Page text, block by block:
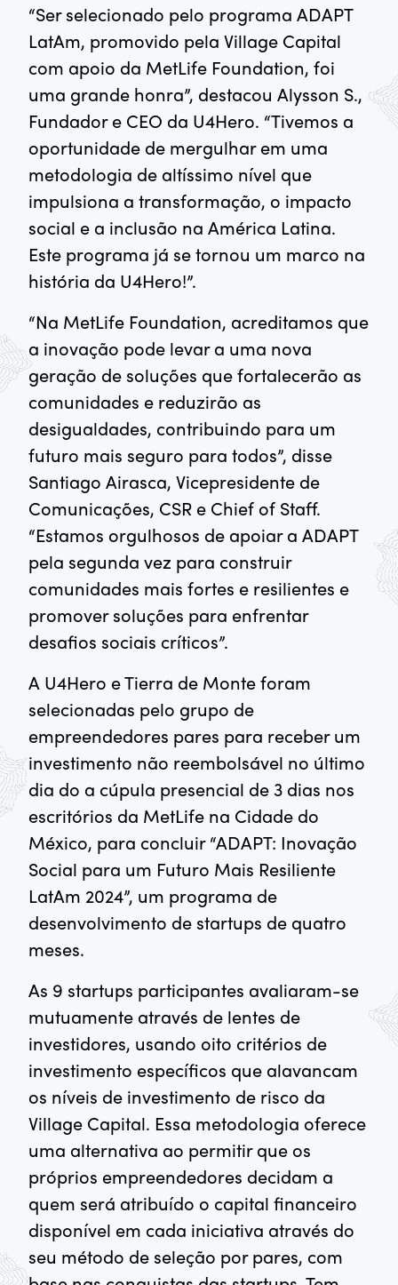
“Ser selecionado pelo programa ADAPT
LatAm, promovido pela Village Capital
com apoio da MetLife Foundation, foi
uma grande honra”, destacou Alysson S.,
Fundador e CEO da U4Hero. “Tivemos a
oportunidade de mergulhar em uma
metodologia de altíssimo nível que
impulsiona a transformação, o impacto
social e a inclusão na América Latina.
Este programa já se tornou um marco na
história da U4Hero!”.
“Na MetLife Foundation, acreditamos que
a inovação pode levar a uma nova
geração de soluções que fortalecerão as
comunidades e reduzirão as
desigualdades, contribuindo para um
futuro mais seguro para todos”, disse
Santiago Airasca, Vicepresidente de
Comunicações, CSR e Chief of Staff.
“Estamos orgulhosos de apoiar a ADAPT
pela segunda vez para construir
comunidades mais fortes e resilientes e
promover soluções para enfrentar
desafios sociais críticos”.
A U4Hero e Tierra de Monte foram
selecionadas pelo grupo de
empreendedores pares para receber um
investimento não reembolsável no último
dia do a cúpula presencial de 3 dias nos
escritórios da MetLife na Cidade do
México, para concluir “ADAPT: Inovação
Social para um Futuro Mais Resiliente
LatAm 2024”, um programa de
desenvolvimento de startups de quatro
meses.
As 9 startups participantes avaliaram-se
mutuamente através de lentes de
investidores, usando oito critérios de
investimento específicos que alavancam
os níveis de investimento de risco da
Village Capital. Essa metodologia oferece
uma alternativa ao permitir que os
próprios empreendedores decidam a
quem será atribuído o capital financeiro
disponível em cada iniciativa através do
seu método de seleção por pares, com